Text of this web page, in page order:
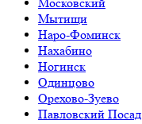
Мытищи
Наро-Фоминск
Нахабино
Ногинск
Одинцово
Орехово-Зуево
Павловский Посад